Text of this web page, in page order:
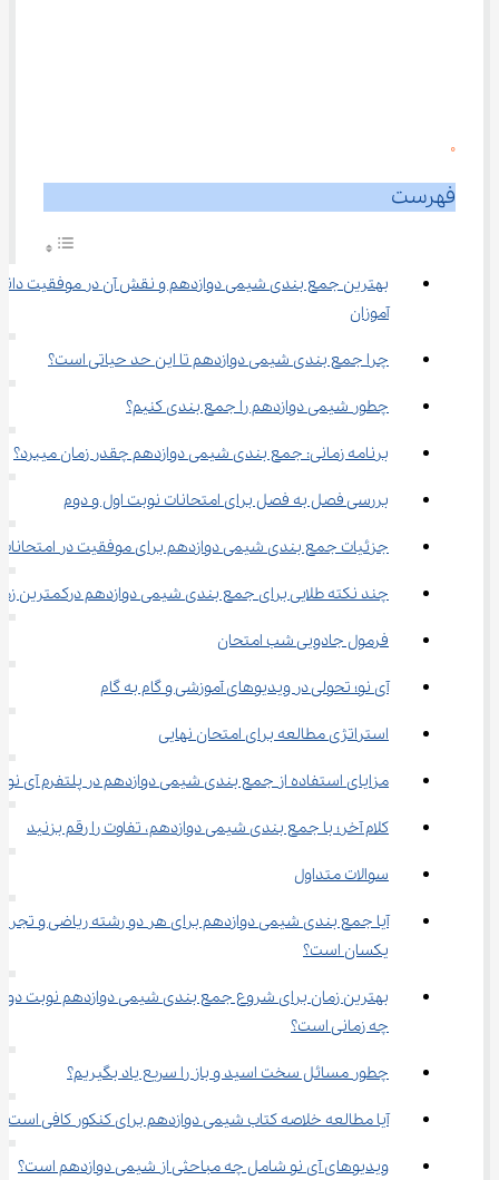
0
فهرست
بهترین جمع بندی شیمی دوازدهم و نقش آن در موفقیت
آموزان
چرا جمع بندی شیمی دوازدهم تا این حد حیاتی است؟
چطور شیمی دوازدهم را جمع بندی کنیم؟
برنامه زمانی: جمع بندی شیمی دوازدهم چقدر زمان میبرد؟
بررسی فصل به فصل برای امتحانات نوبت اول و دوم
جزئیات جمع بندی شیمی دوازدهم برای موفقیت در امتحانات
چند نکته طلایی برای جمع بندی شیمی دوازدهم درکمترین
فرمول جادویی شب امتحان
آی نو؛ تحولی در ویدیوهای آموزشی و گام به گام
استراتژی مطالعه برای امتحان نهایی
مزایای استفاده از جمع بندی شیمی دوازدهم در پلتفرم آی نو
کلام آخر؛ با جمع بندی شیمی دوازدهم، تفاوت را رقم بزنید
سوالات متداول
آیا جمع بندی شیمی دوازدهم برای هر دو رشته ریاضی و
یکسان است؟
بهترین زمان برای شروع جمع بندی شیمی دوازدهم نوبت
چه زمانی است؟
چطور مسائل سخت اسید و باز را سریع یاد بگیریم؟
آیا مطالعه خلاصه کتاب شیمی دوازدهم برای کنکور کافی است؟
ویدیوهای آی نو شامل چه مباحثی از شیمی دوازدهم است؟